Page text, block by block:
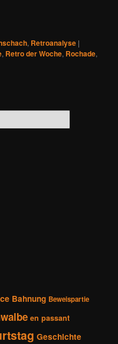
, Retroanalyse |
, Retro der Woche, Rochade,
Bahnung Beweispartie
en passant
Geschichte